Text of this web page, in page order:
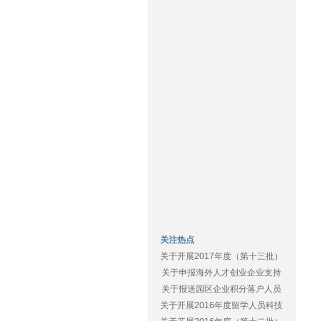
关注热点
关于开展2017年度（第十三批）
关于申报海外人才创业企业支持
关于报送园区企业积分落户人员
关于开展2016年度留学人员科技